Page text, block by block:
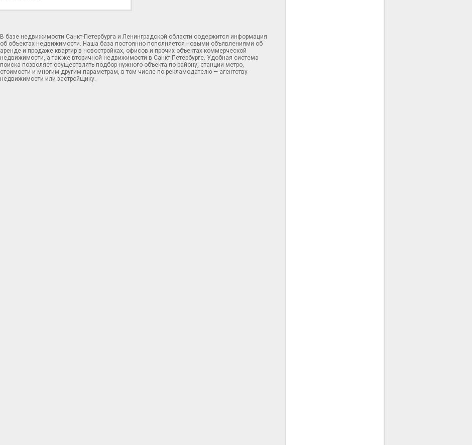
В базе недвижимости Санкт-Петербурга и Ленинградской области содержится информация
об объектах недвижимости. Наша база постоянно пополняется новыми объявлениями об
аренде и продаже квартир в новостройках, офисов и прочих объектах коммерческой
недвижимости, а так же вторичной недвижимости в Санкт-Петербурге. Удобная система
поиска позволяет осуществлять подбор нужного объекта по району, станции метро,
стоимости и многим другим параметрам, в том числе по рекламодателю — агентству
недвижимости или застройщику.